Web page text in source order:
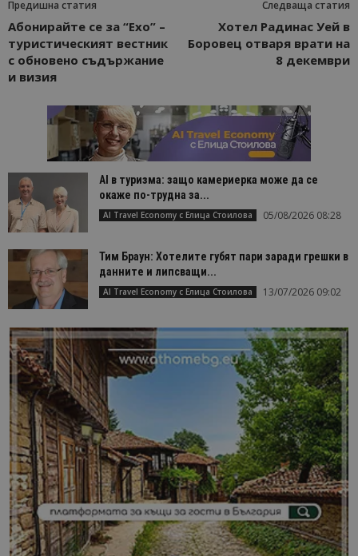
Предишна статия
Абонирайте се за “Ехо” –
туристическият вестник
с обновено съдържание
и визия
Следваща статия
Хотел Радинас Уей в
Боровец отваря врати на
8 декември
AI в туризма: защо камериерка може да се
окаже по-трудна за...
AI Travel Economy с Елица Стоилова 05/08/2026 08:28
Тим Браун: Хотелите губят пари заради грешки в
данните и липсващи...
AI Travel Economy с Елица Стоилова 13/07/2026 09:02